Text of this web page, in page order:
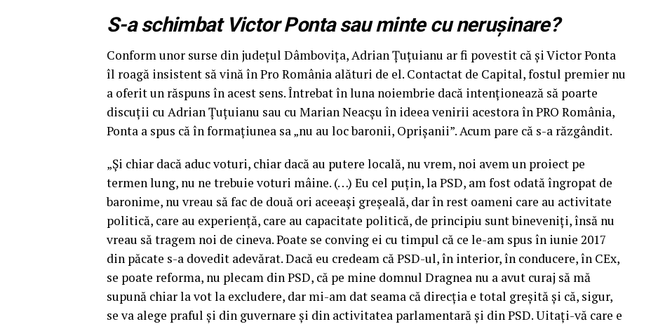
S-a schimbat Victor Ponta sau minte cu neruşinare?
Conform unor surse din judeţul Dâmboviţa, Adrian Țuţuianu ar fi povestit că şi Victor Ponta
îl roagă insistent să vină în Pro România alături de el. Contactat de Capital, fostul premier nu
a oferit un răspuns în acest sens. Întrebat în luna noiembrie dacă intenţionează să poarte
discuţii cu Adrian Ţuţuianu sau cu Marian Neacşu în ideea venirii acestora în PRO România,
Ponta a spus că în formaţiunea sa „nu au loc baronii, Oprişanii”. Acum pare că s-a răzgândit.
„Şi chiar dacă aduc voturi, chiar dacă au putere locală, nu vrem, noi avem un proiect pe
termen lung, nu ne trebuie voturi mâine. (…) Eu cel puţin, la PSD, am fost odată îngropat de
baronime, nu vreau să fac de două ori aceeaşi greşeală, dar în rest oameni care au activitate
politică, care au experienţă, care au capacitate politică, de principiu sunt bineveniţi, însă nu
vreau să tragem noi de cineva. Poate se conving ei cu timpul că ce le-am spus în iunie 2017
din păcate s-a dovedit adevărat. Dacă eu credeam că PSD-ul, în interior, în conducere, în CEx,
se poate reforma, nu plecam din PSD, că pe mine domnul Dragnea nu a avut curaj să mă
supună chiar la vot la excludere, dar mi-am dat seama că direcţia e total greşită şi că, sigur,
se va alege praful şi din guvernare şi din activitatea parlamentară şi din PSD. Uitaţi-vă care e